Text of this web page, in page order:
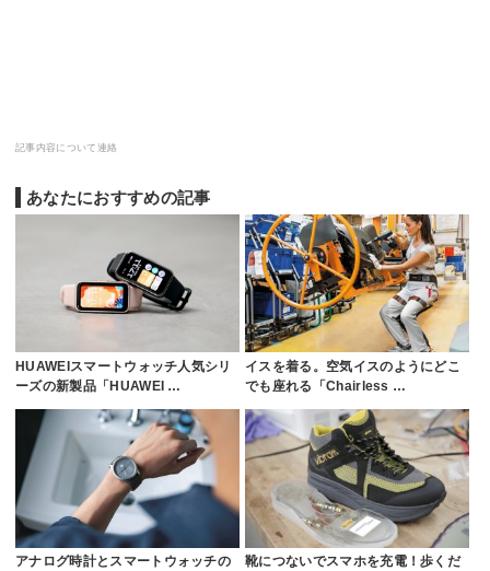
記事内容について連絡
あなたにおすすめの記事
HUAWEIスマートウォッチ人気シリ
ーズの新製品「HUAWEI …
イスを着る。空気イスのようにどこ
でも座れる「Chairless …
アナログ時計とスマートウォッチの 靴につないでスマホを充電！歩くだ